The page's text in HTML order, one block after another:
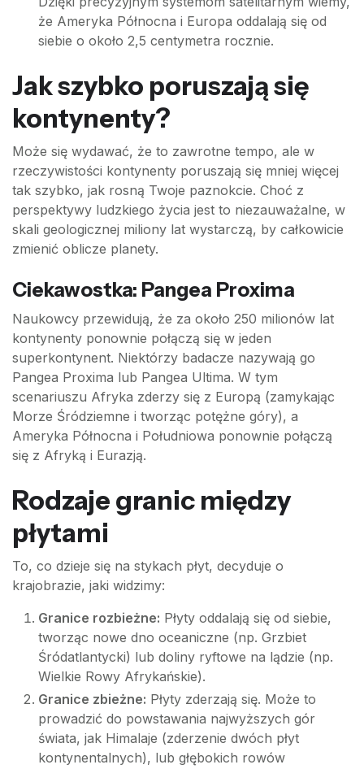
że Ameryka Północna i Europa oddalają się od
siebie o około 2,5 centymetra rocznie.
Jak szybko poruszają się
kontynenty?
Może się wydawać, że to zawrotne tempo, ale w
rzeczywistości kontynenty poruszają się mniej więcej
tak szybko, jak rosną Twoje paznokcie. Choć z
perspektywy ludzkiego życia jest to niezauważalne, w
skali geologicznej miliony lat wystarczą, by całkowicie
zmienić oblicze planety.
Ciekawostka: Pangea Proxima
Naukowcy przewidują, że za około 250 milionów lat
kontynenty ponownie połączą się w jeden
superkontynent. Niektórzy badacze nazywają go
Pangea Proxima lub Pangea Ultima. W tym
scenariuszu Afryka zderzy się z Europą (zamykając
Morze Śródziemne i tworząc potężne góry), a
Ameryka Północna i Południowa ponownie połączą
się z Afryką i Eurazją.
Rodzaje granic między
płytami
To, co dzieje się na stykach płyt, decyduje o
krajobrazie, jaki widzimy:
Granice rozbieżne: Płyty oddalają się od siebie,
tworząc nowe dno oceaniczne (np. Grzbiet
Śródatlantycki) lub doliny ryftowe na lądzie (np.
Wielkie Rowy Afrykańskie).
Granice zbieżne: Płyty zderzają się. Może to
prowadzić do powstawania najwyższych gór
świata, jak Himalaje (zderzenie dwóch płyt
kontynentalnych), lub głębokich rowów